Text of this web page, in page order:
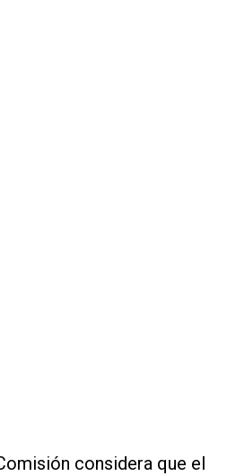
considera que el